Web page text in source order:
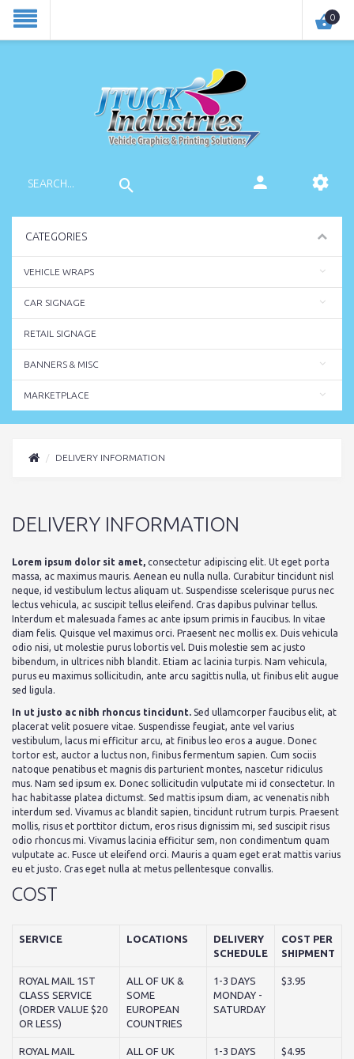
0
CATEGORIES
VEHICLE WRAPS
CAR SIGNAGE
RETAIL SIGNAGE
BANNERS & MISC
MARKETPLACE
DELIVERY INFORMATION
DELIVERY INFORMATION
Lorem ipsum dolor sit amet, consectetur adipiscing elit. Ut eget porta
massa, ac maximus mauris. Aenean eu nulla nulla. Curabitur tincidunt nisl
neque, id vestibulum lectus aliquam ut. Suspendisse scelerisque purus nec
lectus vehicula, ac suscipit tellus eleifend. Cras dapibus pulvinar tellus.
Interdum et malesuada fames ac ante ipsum primis in faucibus. In vitae
diam felis. Quisque vel maximus orci. Praesent nec mollis ex. Duis vehicula
odio nisi, ut molestie purus lobortis vel. Duis molestie sem ac justo
bibendum, in ultrices nibh blandit. Etiam ac lacinia turpis. Nam vehicula,
purus eu maximus sollicitudin, ante arcu sagittis nulla, ut finibus elit augue
sed ligula.
In ut justo ac nibh rhoncus tincidunt. Sed ullamcorper faucibus elit, at
placerat velit posuere vitae. Suspendisse feugiat, ante vel varius
vestibulum, lacus mi efficitur arcu, at finibus leo eros a augue. Donec
tortor est, auctor a luctus non, finibus fermentum sapien. Cum sociis
natoque penatibus et magnis dis parturient montes, nascetur ridiculus
mus. Nam sed ipsum ex. Donec sollicitudin vulputate mi id consectetur. In
hac habitasse platea dictumst. Sed mattis ipsum diam, ac venenatis nibh
interdum sed. Vivamus ac blandit sapien, tincidunt rutrum turpis. Praesent
mollis, risus et porttitor dictum, eros risus dignissim mi, sed suscipit risus
odio rhoncus mi. Vivamus lacinia efficitur sem, non condimentum quam
vulputate ac. Fusce ut eleifend orci. Mauris a quam eget erat mattis varius
eu et justo. Cras eget nulla at metus pellentesque convallis.
COST
SERVICE LOCATIONS
DELIVERY
SCHEDULE
COST PER
SHIPMENT
ROYAL MAIL 1ST
CLASS SERVICE
(ORDER VALUE $20
OR LESS)
ALL OF UK &
SOME
EUROPEAN
COUNTRIES
1-3 DAYS
MONDAY -
SATURDAY
$3.95
ROYAL MAIL
ALL OF UK
1-3 DAYS
$4.95